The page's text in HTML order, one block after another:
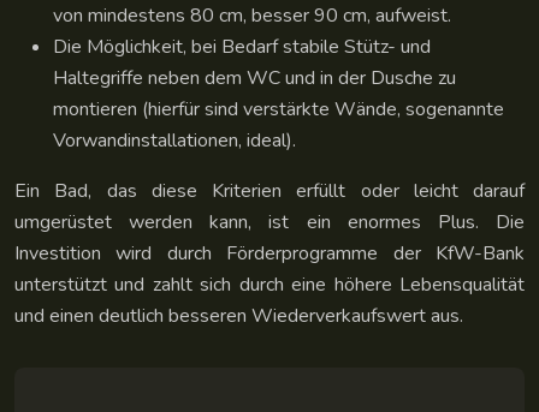
von mindestens 80 cm, besser 90 cm, aufweist.
Die Möglichkeit, bei Bedarf stabile Stütz- und
Haltegriffe neben dem WC und in der Dusche zu
montieren (hierfür sind verstärkte Wände, sogenannte
Vorwandinstallationen, ideal).
Ein Bad, das diese Kriterien erfüllt oder leicht darauf
umgerüstet werden kann, ist ein enormes Plus. Die
Investition wird durch Förderprogramme der KfW-Bank
unterstützt und zahlt sich durch eine höhere Lebensqualität
und einen deutlich besseren Wiederverkaufswert aus.